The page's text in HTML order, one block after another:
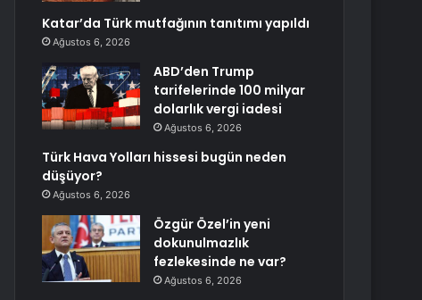
Katar’da Türk mutfağının tanıtımı yapıldı
Ağustos 6, 2026
ABD’den Trump
tarifelerinde 100 milyar
dolarlık vergi iadesi
Ağustos 6, 2026
Türk Hava Yolları hissesi bugün neden
düşüyor?
Ağustos 6, 2026
Özgür Özel’in yeni
dokunulmazlık
fezlekesinde ne var?
Ağustos 6, 2026